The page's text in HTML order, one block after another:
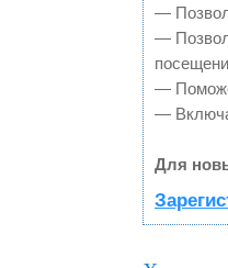
—
—
—
—
Для